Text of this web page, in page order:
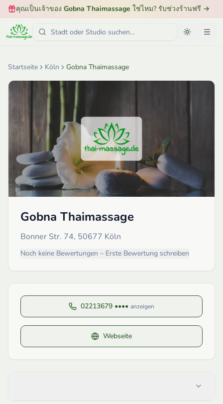
คุณเป็นเจ้าของ Gobna Thaimassage ใช่ไหม? รับช่วงร้านฟรี →
Startseite Köln Gobna Thaimassage
Gobna Thaimassage
Bonner Str. 74, 50677 Köln
Noch keine Bewertungen – Erste Bewertung schreiben
02213679 •••• anzeigen
Webseite